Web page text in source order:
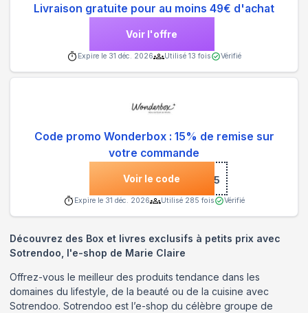
Livraison gratuite pour au moins 49€ d'achat
Voir l'offre
Expire le 31 déc. 2026 Utilisé 13 fois Vérifié
Code promo Wonderbox : 15% de remise sur
votre commande
Voir le code ***5
Expire le 31 déc. 2026 Utilisé 285 fois Vérifié
Découvrez des Box et livres exclusifs à petits prix avec
Sotrendoo, l'e-shop de Marie Claire
Offrez-vous le meilleur des produits tendance dans les
domaines du lifestyle, de la beauté ou de la cuisine avec
Sotrendoo. Sotrendoo est l’e-shop du célèbre groupe de